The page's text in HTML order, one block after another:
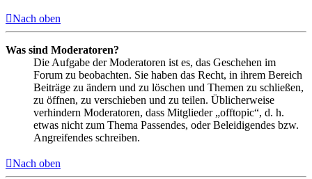
Nach oben
Was sind Moderatoren?
Die Aufgabe der Moderatoren ist es, das Geschehen im
Forum zu beobachten. Sie haben das Recht, in ihrem Bereich
Beiträge zu ändern und zu löschen und Themen zu schließen,
zu öffnen, zu verschieben und zu teilen. Üblicherweise
verhindern Moderatoren, dass Mitglieder „offtopic“, d. h.
etwas nicht zum Thema Passendes, oder Beleidigendes bzw.
Angreifendes schreiben.
Nach oben